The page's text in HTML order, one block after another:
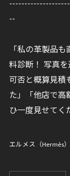
--
「私の革製品
料診断！ 写真
可否と概算見積
た」「他店で
ひ一度見せてく
エルメス（Hermès